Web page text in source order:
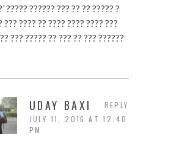
????? ?????? ??? ?? ?? ????? ?
??? ???? ?? ???? ???? ???? ???
??? ????? ?? ??? ?? ??? ??????
UDAY BAXI
JULY 11, 2016 AT 12:40
PM
REPLY